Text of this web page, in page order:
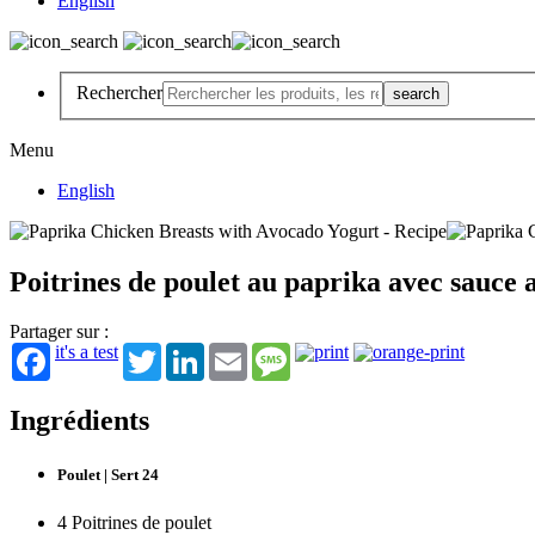
Rechercher
Menu
English
Poitrines de poulet au paprika avec sauce
Partager sur :
it's a test
TwitterLinkedInEmail Message
Ingrédients
Poulet | Sert 24
4 Poitrines de poulet